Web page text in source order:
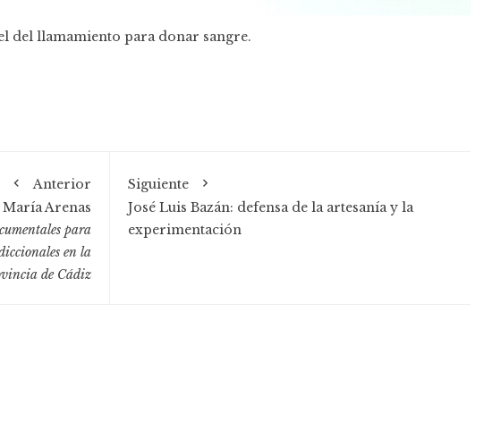
del llamamiento para donar sangre.
Anterior
Arenas
para
en la
de Cádiz
Siguiente
José Luis Bazán: defensa de la artesanía y la
experimentación